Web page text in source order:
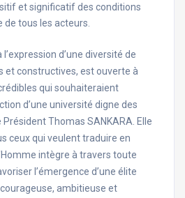
et significatif des conditions
de tous les acteurs.
l’expression d’une diversité de
et constructives, est ouverte à
qui souhaiteraient
d’une université digne des
Thomas SANKARA. Elle
ceux qui veulent traduire en
intègre à travers toute
l’émergence d’une élite
ambitieuse et